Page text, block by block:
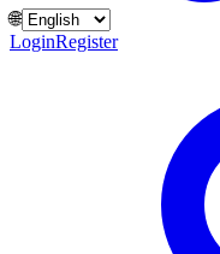
🌐
LoginRegister